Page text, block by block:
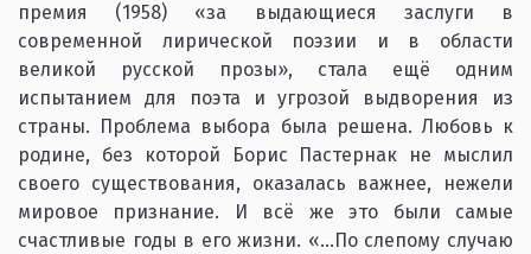
премия (1958) «за выдающиеся заслуги в
современной лирической поэзии и в области
великой русской прозы», стала ещё одним
испытанием для поэта и угрозой выдворения из
страны. Проблема выбора была решена. Любовь к
родине, без которой Борис Пастернак не мыслил
своего существования, оказалась важнее, нежели
мировое признание. И всё же это были самые
счастливые годы в его жизни. «…По слепому случаю